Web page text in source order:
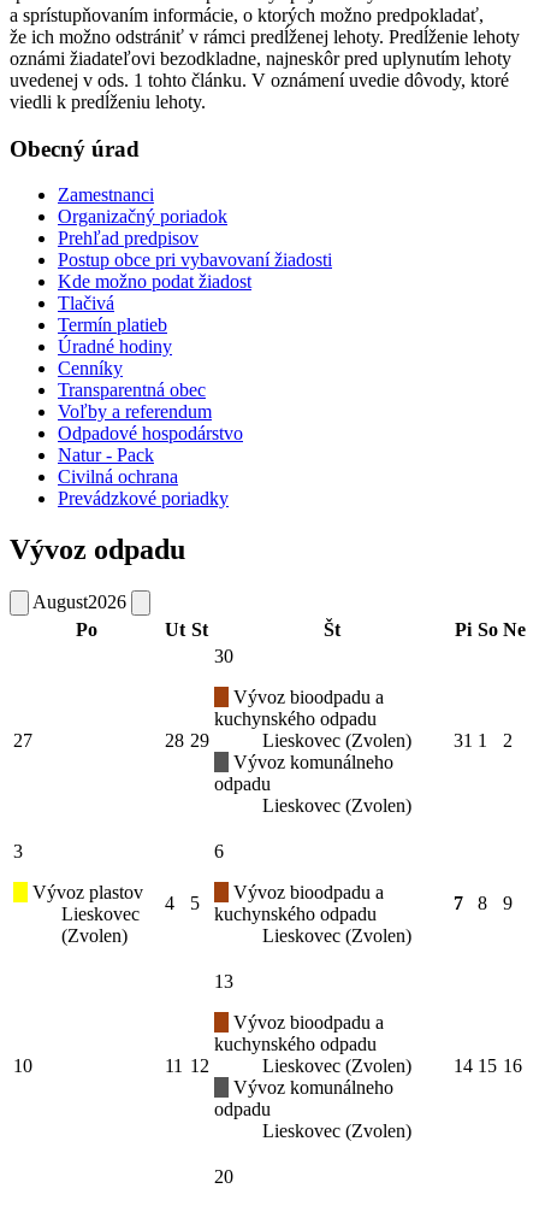
a sprístupňovaním informácie, o ktorých možno predpokladať,
že ich možno odstrániť v rámci predĺženej lehoty. Predĺženie lehoty
oznámi žiadateľovi bezodkladne, najneskôr pred uplynutím lehoty
uvedenej v ods. 1 tohto článku. V oznámení uvedie dôvody, ktoré
viedli k predĺženiu lehoty.
Obecný úrad
Zamestnanci
Organizačný poriadok
Prehľad predpisov
Postup obce pri vybavovaní žiadosti
Kde možno podat žiadost
Tlačivá
Termín platieb
Úradné hodiny
Cenníky
Transparentná obec
Voľby a referendum
Odpadové hospodárstvo
Natur - Pack
Civilná ochrana
Prevádzkové poriadky
Vývoz odpadu
August2026
Po
Ut St Št Pi So Ne
27 28 29
30
Vývoz bioodpadu a
kuchynského odpadu
Lieskovec (Zvolen)
Vývoz komunálneho
odpadu
Lieskovec (Zvolen)
31 1 2
3
Vývoz plastov
Lieskovec
(Zvolen)
4 5
6
Vývoz bioodpadu a
kuchynského odpadu
Lieskovec (Zvolen)
7 8 9
10 11 12
13
Vývoz bioodpadu a
kuchynského odpadu
Lieskovec (Zvolen)
Vývoz komunálneho
odpadu
Lieskovec (Zvolen)
14 15 16
20